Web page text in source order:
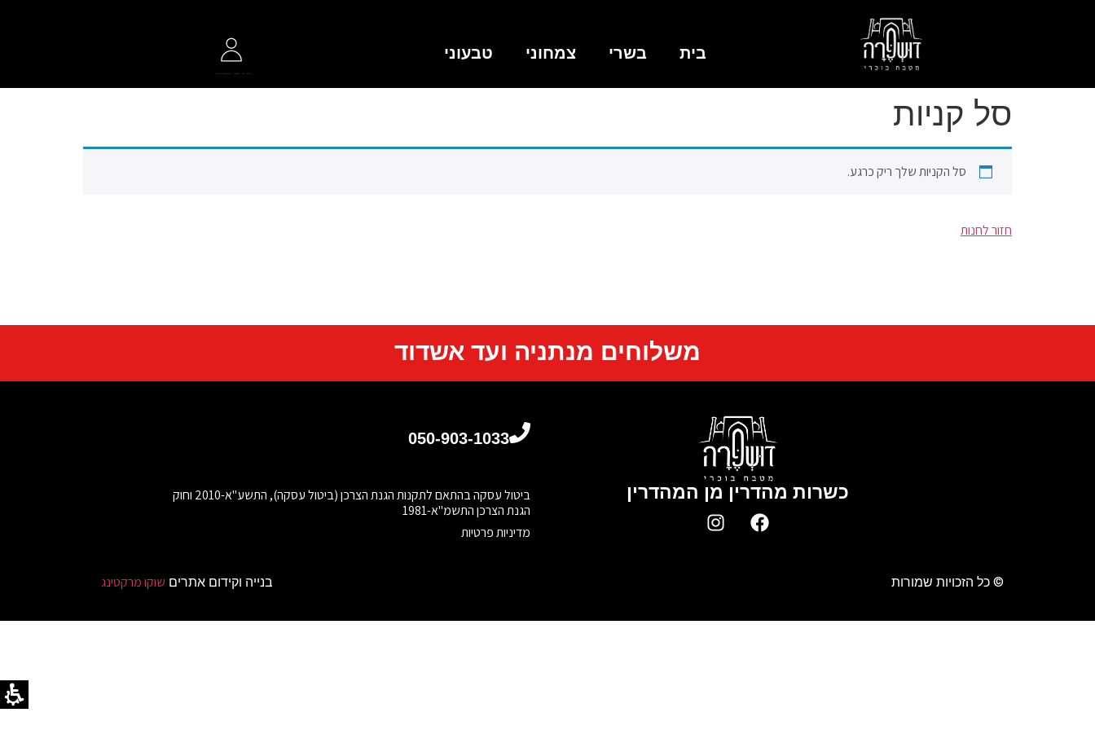
בית בשרי צמחוני טבעוני
סל קניות
סל הקניות שלך ריק כרגע.
חזור לחנות
משלוחים מנתניה ועד אשדוד
כשרות מהדרין מן המהדרין
050-903-1033
ביטול עסקה בהתאם לתקנות הגנת הצרכן (ביטול עסקה), התשע"א-2010 וחוק
הגנת הצרכן התשמ"א-1981
מדיניות פרטיות
© כל הזכויות שמורות בנייה וקידום אתרים שוקו מרקטינג